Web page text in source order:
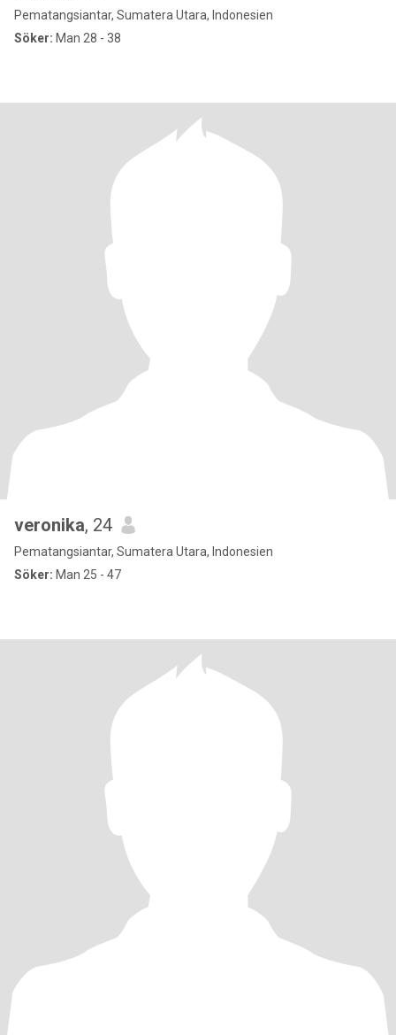
Pematangsiantar, Sumatera Utara, Indonesien
Söker: Man 28 - 38
veronika, 24
Pematangsiantar, Sumatera Utara, Indonesien
Söker: Man 25 - 47